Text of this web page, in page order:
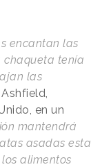
encantan las
chaqueta tenía
las
en un
mantendrá
asadas esta
alimentos